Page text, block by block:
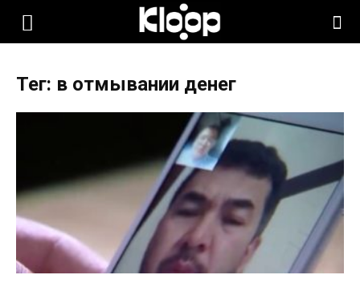
KLOOP.KG
Кыргызстана
Тег: в отмывании денег